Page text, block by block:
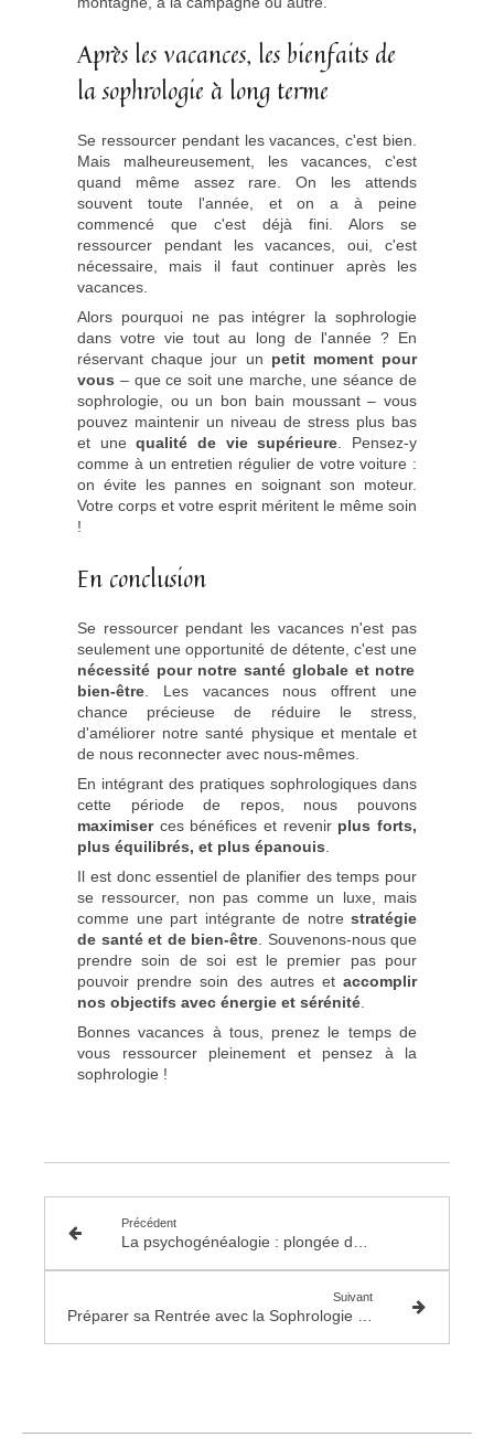
Après les vacances, les bienfaits de
la sophrologie à long terme
Se ressourcer pendant les vacances, c'est bien.
Mais malheureusement, les vacances, c'est
quand même assez rare. On les attends
souvent toute l'année, et on a à peine
commencé que c'est déjà fini. Alors se
ressourcer pendant les vacances, oui, c'est
nécessaire, mais il faut continuer après les
vacances.
Alors pourquoi ne pas intégrer la sophrologie
dans votre vie tout au long de l'année ? En
réservant chaque jour un petit moment pour
vous – que ce soit une marche, une séance de
sophrologie, ou un bon bain moussant – vous
pouvez maintenir un niveau de stress plus bas
et unequalité de vie supérieure . Pensez-y
comme à un entretien régulier de votre voiture :
on évite les pannes en soignant son moteur.
Votre corps et votre esprit méritent le même soin
!
En conclusion
Se ressourcer pendant les vacances n'est pas
seulement une opportunité de détente, c'est une
nécessité pour notre santé globale et notre
bien-être . Les vacances nous offrent une
chance précieuse de réduire le stress,
d'améliorer notre santé physique et mentale et
de nous reconnecter avec nous-mêmes.
En intégrant des pratiques sophrologiques dans
cette période de repos, nous pouvons
maximiserces bénéfices et revenir plus forts,
plus équilibrés, et plus épanouis
Il est donc essentiel de planifier des temps pour
se ressourcer, non pas comme un luxe, mais
comme une part intégrante de notre stratégie
de santé et de bien-être . Souvenons-nous que
prendre soin de soi est le premier pas pour
pouvoir prendre soin des autres et accomplir
nos objectifs avec énergie et sérénité
Bonnes vacances à tous, prenez le temps de
vous ressourcer pleinement et pensez à la
sophrologie !
Précédent
Suivant